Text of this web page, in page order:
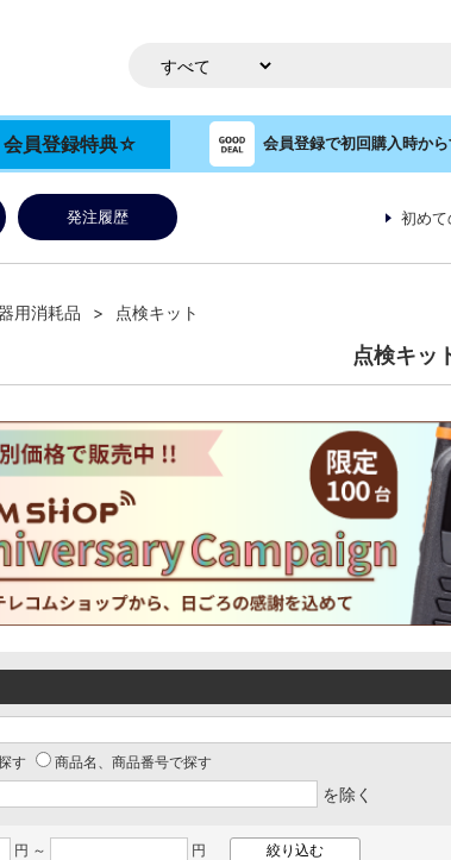
会員登録特典☆ 会員登録で初回購入時か
発注履歴 初めて
用消耗品 点検キット
点検キッ
す 商品名、商品番号で探す
を除く
円 ～ 円